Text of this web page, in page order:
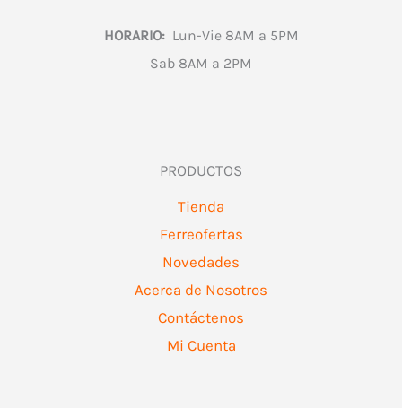
HORARIO:Lun-Vie 8AM a 5PM
Sab 8AM a 2PM
PRODUCTOS
Tienda
Ferreofertas
Novedades
Acerca de Nosotros
Contáctenos
Mi Cuenta